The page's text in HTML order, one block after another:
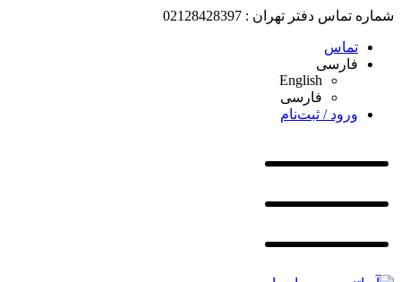
شماره تماس دفتر تهران : 02128428397
تماس
فارسی
English
فارسی
ورود / ثبت‌نام